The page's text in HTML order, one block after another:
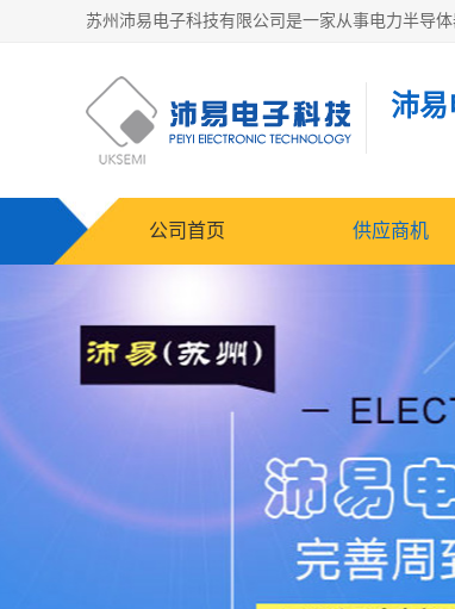
沛易
公司首页 供应商机